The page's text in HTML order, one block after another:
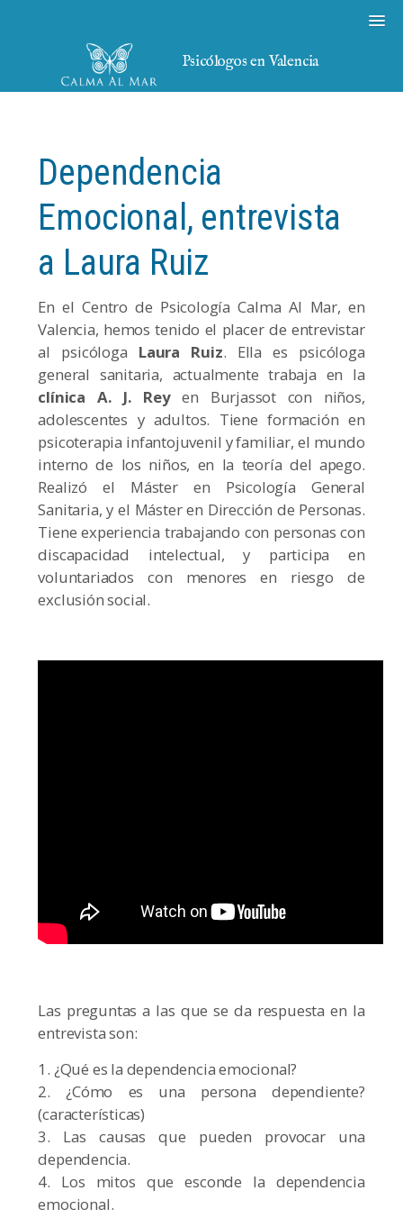
Psicólogos en Valencia
Dependencia
Emocional, entrevista
a Laura Ruiz
En el Centro de Psicología Calma Al Mar, en
Valencia, hemos tenido el placer de entrevistar
al psicóloga Laura Ruiz. Ella es psicóloga
general sanitaria, actualmente trabaja en la
clínica A. J. Reyen Burjassot con niños,
adolescentes y adultos. Tiene formación en
psicoterapia infantojuvenil y familiar, el mundo
interno de los niños, en la teoría del apego.
Realizó el Máster en Psicología General
Sanitaria, y el Máster en Dirección de Personas.
Tiene experiencia trabajando con personas con
discapacidad intelectual, y participa en
voluntariados con menores en riesgo de
exclusión social.
Las preguntas a las que se da respuesta en la
entrevista son:
1. ¿Qué es la dependencia emocional?
2. ¿Cómo es una persona dependiente?
(características)
3. Las causas que pueden provocar una
dependencia.
4. Los mitos que esconde la dependencia
emocional.